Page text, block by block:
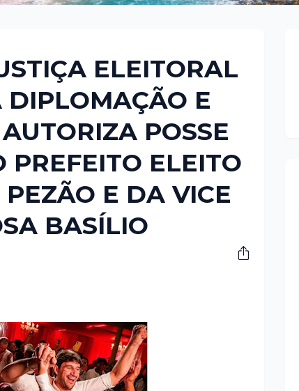
ELEITORAL
E
POSSE
PREFEITO ELEITO
E DA VICE
BASÍLIO